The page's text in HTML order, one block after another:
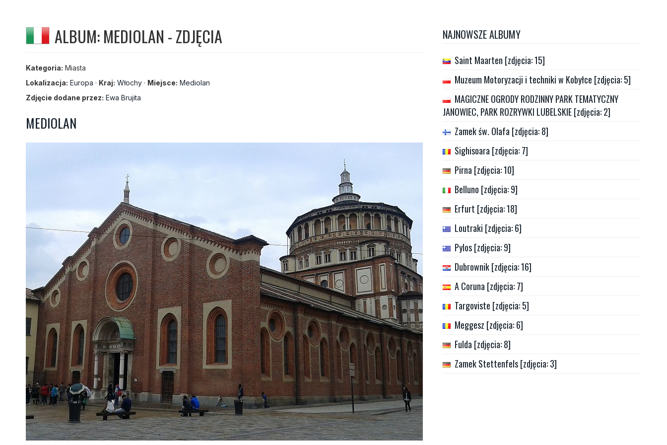
ALBUM: MEDIOLAN - ZDJĘCIA
Kategoria: Miasta
Lokalizacja: Europa · Kraj: Włochy · Miejsce: Mediolan
Zdjęcie dodane przez: Ewa Brujita
MEDIOLAN
NAJNOWSZE ALBUMY
Saint Maarten [zdjęcia: 15]
Muzeum Motoryzacji i techniki w Kobyłce [zdjęcia: 5]
MAGICZNE OGRODY RODZINNY PARK TEMATYCZNY
JANOWIEC, PARK ROZRYWKI LUBELSKIE [zdjęcia: 2]
Zamek św. Olafa [zdjęcia: 8]
Sighisoara [zdjęcia: 7]
Pirna [zdjęcia: 10]
Belluno [zdjęcia: 9]
Erfurt [zdjęcia: 18]
Loutraki [zdjęcia: 6]
Pylos [zdjęcia: 9]
Dubrownik [zdjęcia: 16]
A Coruna [zdjęcia: 7]
Targoviste [zdjęcia: 5]
Meggesz [zdjęcia: 6]
Fulda [zdjęcia: 8]
Zamek Stettenfels [zdjęcia: 3]